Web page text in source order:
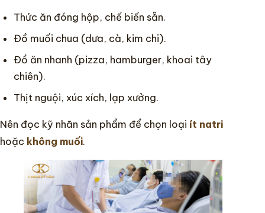
Thức ăn đóng hộp, chế biến sẵn.
Đồ muối chua (dưa, cà, kim chi).
Đồ ăn nhanh (pizza, hamburger, khoai tây
chiên).
Thịt nguội, xúc xích, lạp xưởng.
Nên đọc kỹ nhãn sản phẩm để chọn loại ít natri
hoặc không muối.